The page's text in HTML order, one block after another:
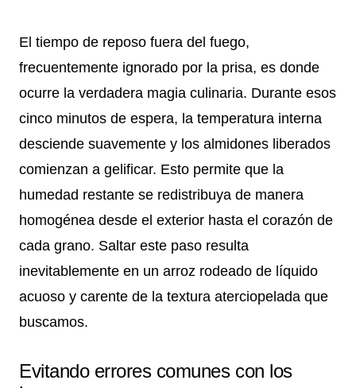
El tiempo de reposo fuera del fuego,
frecuentemente ignorado por la prisa, es donde
ocurre la verdadera magia culinaria. Durante esos
cinco minutos de espera, la temperatura interna
desciende suavemente y los almidones liberados
comienzan a gelificar. Esto permite que la
humedad restante se redistribuya de manera
homogénea desde el exterior hasta el corazón de
cada grano. Saltar este paso resulta
inevitablemente en un arroz rodeado de líquido
acuoso y carente de la textura aterciopelada que
buscamos.
Evitando errores comunes con los